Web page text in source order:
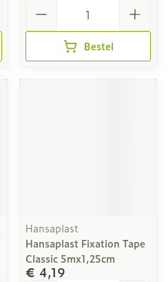
Bestel
Hansaplast
Hansaplast Fixation Tape
Classic 5mx1,25cm
€ 4,19